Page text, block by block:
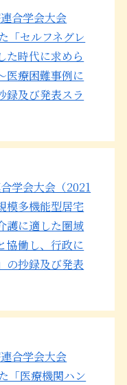
合学会大会
「セルフネグレ
た時代に求めら
医療困難事例に
録及び発表スラ
学会大会（2021
模多機能型居宅
護に適した圏域
協働し、行政に
の抄録及び発表
合学会大会
「医療機関ハン